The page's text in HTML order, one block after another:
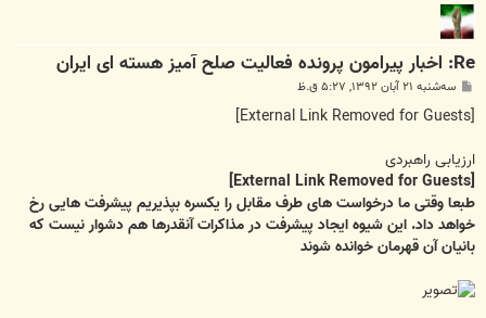
Re: اخبار پیرامون پرونده فعالیت صلح آمیز هسته ای ایران
پ
ت
سه‌شنبه ۲۱ آبان ۱۳۹۲, ۵:۲۷ ق.ظ
ارزیابی راهبردی
طبعا وقتی ما درخواست های طرف مقابل را یکسره بپذیریم پیشرفت هایی رخ
خواهد داد. این شیوه ایجاد پیشرفت در مذاکرات آنقدرها هم دشوار نیست که
بانیان آن قهرمان خوانده شوند